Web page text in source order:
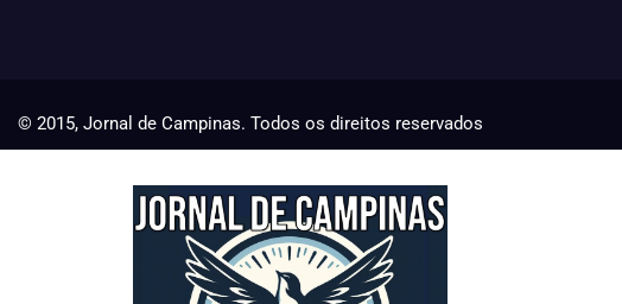
© 2015, Jornal de Campinas. Todos os direitos reservados